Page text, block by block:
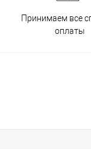
Принимаем все
оплаты